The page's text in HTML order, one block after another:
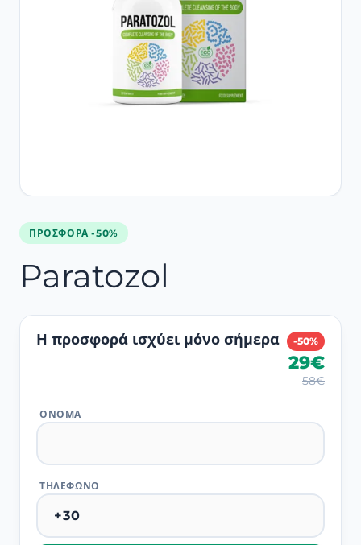
ΠΡΟΣΦΟΡΆ -50%
Paratozol
Η προσφορά ισχύει μόνο σήμερα -50%
29€
58€
ΌΝΟΜΑ
ΤΗΛΈΦΩΝΟ